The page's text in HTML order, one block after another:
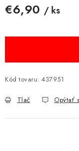
Podmienky ochrany
€6,90 / ks
Kód tovaru: 437951
Tlač Opýtať